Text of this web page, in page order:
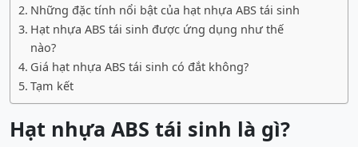
Những đặc tính nổi bật của hạt nhựa ABS tái sinh
Hạt nhựa ABS tái sinh được ứng dụng như thế
nào?
Giá hạt nhựa ABS tái sinh có đắt không?
Tạm kết
Hạt nhựa ABS tái sinh là gì?